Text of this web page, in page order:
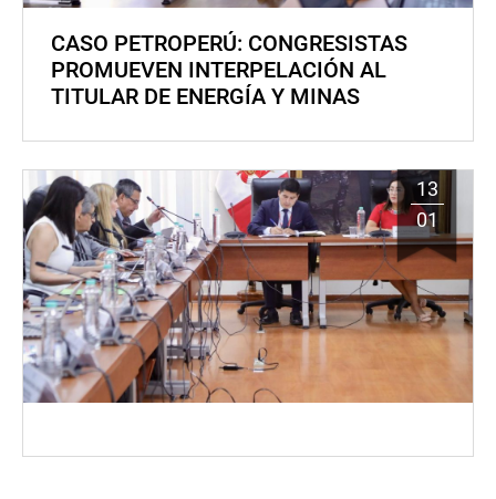
CASO PETROPERÚ: CONGRESISTAS
PROMUEVEN INTERPELACIÓN AL
TITULAR DE ENERGÍA Y MINAS
13
01